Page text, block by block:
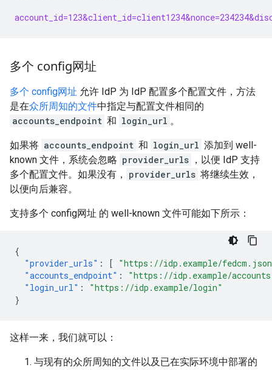
多个 config网址
多个 config网址 允许 IdP 为 IdP 配置多个配置文件，方法
是在众所周知的文件中指定与配置文件相同的
accounts_endpoint 和 login_url 。
如果将 accounts_endpoint 和 login_url 添加到 well-
known 文件，系统会忽略 provider_urls ，以便 IdP 支持
多个配置文件。如果没有，
provider_urls 将继续生效，
以便向后兼容。
支持多个 config网址 的 well-known 文件可能如下所示：
{
"provider_urls" : [
"https://idp.example/
"accounts_endpoint" :
"https://idp.example/
"login_url" :
"https://idp.example/login"
}
这样一来，我们就可以：
与现有的众所周知的文件以及已在实际环境中部署的